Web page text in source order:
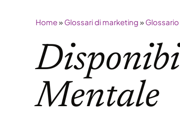
Home» Glossari di marketing »
Mentale